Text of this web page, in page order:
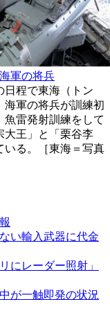
軍の将兵
日程で東海（トン
海軍の将兵が訓練初
魚雷発射訓練をして
大王」と「栗谷李
いる。［東海＝写真
い輸入武器に代金
にレーダー照射」
が一触即発の状況